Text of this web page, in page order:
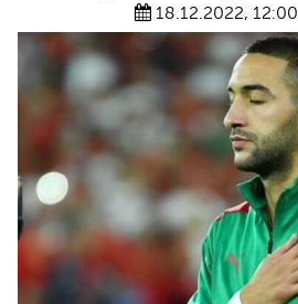
18.12.2022, 12:00